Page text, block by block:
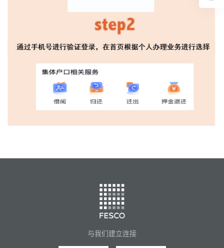
与我们建立连接